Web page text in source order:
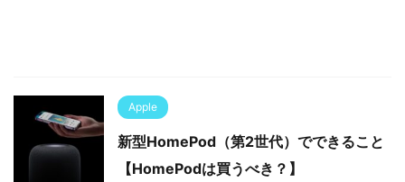
Apple
新型HomePod（第2世代）でできること
【HomePodは買うべき？】